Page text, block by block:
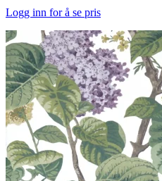
Logg inn for å se pris